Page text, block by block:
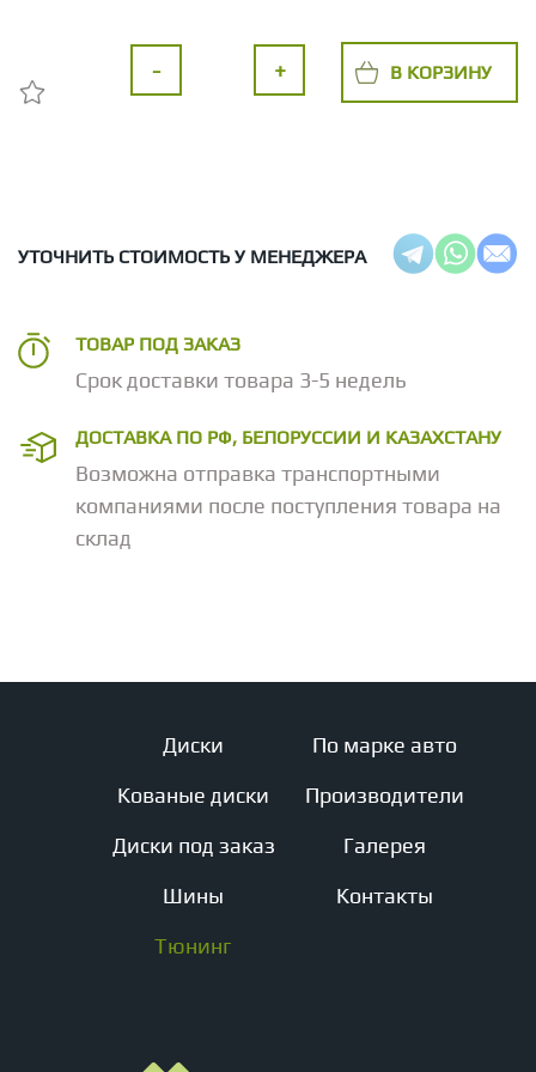
- + В КОРЗИНУ
УТОЧНИТЬ СТОИМОСТЬ У МЕНЕДЖЕРА
ТОВАР ПОД ЗАКАЗ
Срок доставки товара 3-5 недель
ДОСТАВКА ПО РФ, БЕЛОРУССИИ И КАЗАХСТАНУ
Возможна отправка транспортными
компаниями после поступления товара на
склад
Диски
Кованые диски
Диски под заказ
Шины
Тюнинг
По марке авто
Производители
Галерея
Контакты